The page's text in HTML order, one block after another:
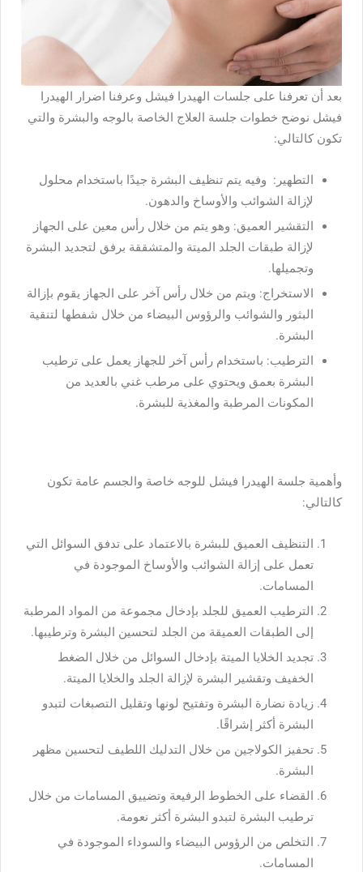
بعد أن تعرفنا على جلسات الهيدرا فيشل وعرفنا اضرار الهيدرا
فيشل نوضح خطوات جلسة العلاج الخاصة بالوجه والبشرة والتي
تكون كالتالي:
التطهير: وفيه يتم تنظيف البشرة جيدًا باستخدام محلول
لإزالة الشوائب والأوساخ والدهون.
التقشير العميق: وهو يتم من خلال رأس معين على الجهاز
لإزالة طبقات الجلد الميتة والمتشققة برفق لتجديد البشرة
وتجميلها.
الاستخراج: ويتم من خلال رأس آخر على الجهاز يقوم بإزالة
البثور والشوائب والرؤوس البيضاء من خلال شفطها لتنقية
البشرة.
الترطيب: باستخدام رأس آخر للجهاز يعمل على ترطيب
البشرة بعمق ويحتوي على مرطب غني بالعديد من
المكونات المرطبة والمغذية للبشرة.
وأهمية جلسة الهيدرا فيشل للوجه خاصة والجسم عامة تكون
كالتالي:
التنظيف العميق للبشرة بالاعتماد على تدفق السوائل التي
تعمل على إزالة الشوائب والأوساخ الموجودة في
المسامات.
الترطيب العميق للجلد بإدخال مجموعة من المواد المرطبة
إلى الطبقات العميقة من الجلد لتحسين البشرة وترطيبها.
تجديد الخلايا الميتة بإدخال السوائل من خلال الضغط
الخفيف وتقشير البشرة لإزالة الجلد والخلايا الميتة.
زيادة نضارة البشرة وتفتيح لونها وتقليل التصبغات لتبدو
البشرة أكثر إشراقًا.
تحفيز الكولاجين من خلال التدليك اللطيف لتحسين مظهر
البشرة.
القضاء على الخطوط الرفيعة وتضييق المسامات من خلال
ترطيب البشرة لتبدو البشرة أكثر نعومة.
التخلص من الرؤوس البيضاء والسوداء الموجودة في
المسامات.